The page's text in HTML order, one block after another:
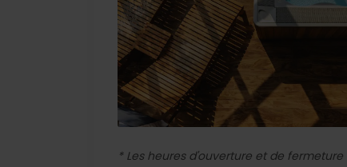
* Les heures d'ouverture et de